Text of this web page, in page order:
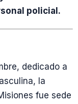
policial.
dedicado a
la
fue sede